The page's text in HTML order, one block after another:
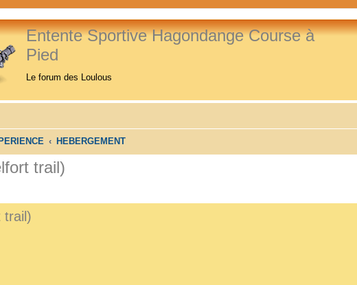
Entente Sportive Hagondange Course à
Pied
Le forum des Loulous
HEBERGEMENT
trail)
trail)